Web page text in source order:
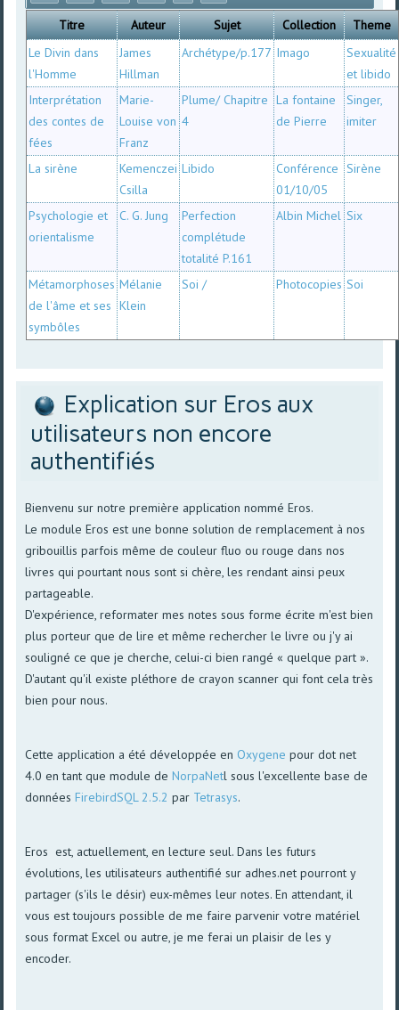
Titre Auteur Sujet Collection
Theme
Le Divin dans
l'Homme
James
Hillman
Archétype/p.177 Imago
Sexualité
et libido
Interprétation
des contes de
fées
Marie-
Louise von
Franz
Plume/ Chapitre
4
La fontaine
de Pierre
Singer,
imiter
La sirène
Kemenczei
Csilla
Libido
Conférence
01/10/05
Sirène
Psychologie et
orientalisme
C. G. Jung
Perfection
complétude
totalité P.161
Albin Michel Six
Métamorphoses
de l'âme et ses
symbôles
Mélanie
Klein
Soi / Photocopies Soi
Explication sur Eros aux
utilisateurs non encore
authentifiés
Bienvenu sur notre première application nommé Eros.
Le module Eros est une bonne solution de remplacement à nos
gribouillis parfois même de couleur fluo ou rouge dans nos
livres qui pourtant nous sont si chère, les rendant ainsi peux
partageable.
D'expérience, reformater mes notes sous forme écrite m'est bien
plus porteur que de lire et même rechercher le livre ou j'y ai
souligné ce que je cherche, celui-ci bien rangé « quelque part ».
D'autant qu'il existe pléthore de crayon scanner qui font cela très
bien pour nous.
Cette application a été développée en Oxygene pour dot net
4.0 en tant que module deNorpaNetl sous l'excellente base de
donnéesFirebirdSQL 2.5.2 par Tetrasys.
Eros est, actuellement, en lecture seul. Dans les futurs
évolutions, les utilisateurs authentifié sur adhes.net pourront y
partager (s'ils le désir) eux-mêmes leur notes. En attendant, il
vous est toujours possible de me faire parvenir votre matériel
sous format Excel ou autre, je me ferai un plaisir de les y
encoder.